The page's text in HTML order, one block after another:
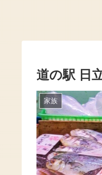
道の駅 日
家族